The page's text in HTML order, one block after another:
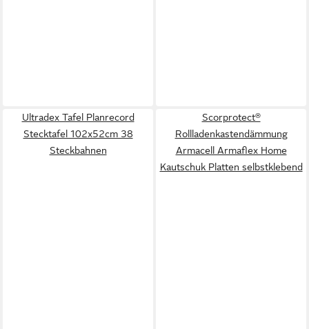
Ultradex Tafel Planrecord
Stecktafel 102x52cm 38
Steckbahnen
Scorprotect®
Rollladenkastendämmung
Armacell Armaflex Home
Kautschuk Platten selbstklebend